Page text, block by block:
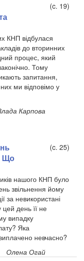
(c. 19)
КНП відбулася
до вторинних
процес, який
Тому
запитання,
ми відповімо у
Карпова
Що
(c. 25)
нашого КНП було
звільнення йому
за невикористані
цей день її не
випадку
Яка
невчасно?
Олена Огай